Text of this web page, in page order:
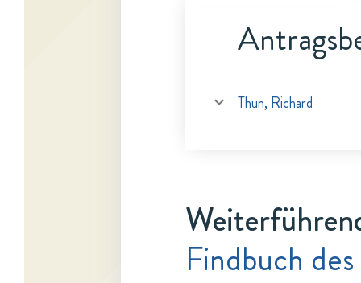
Thun, Richard
Findbuch